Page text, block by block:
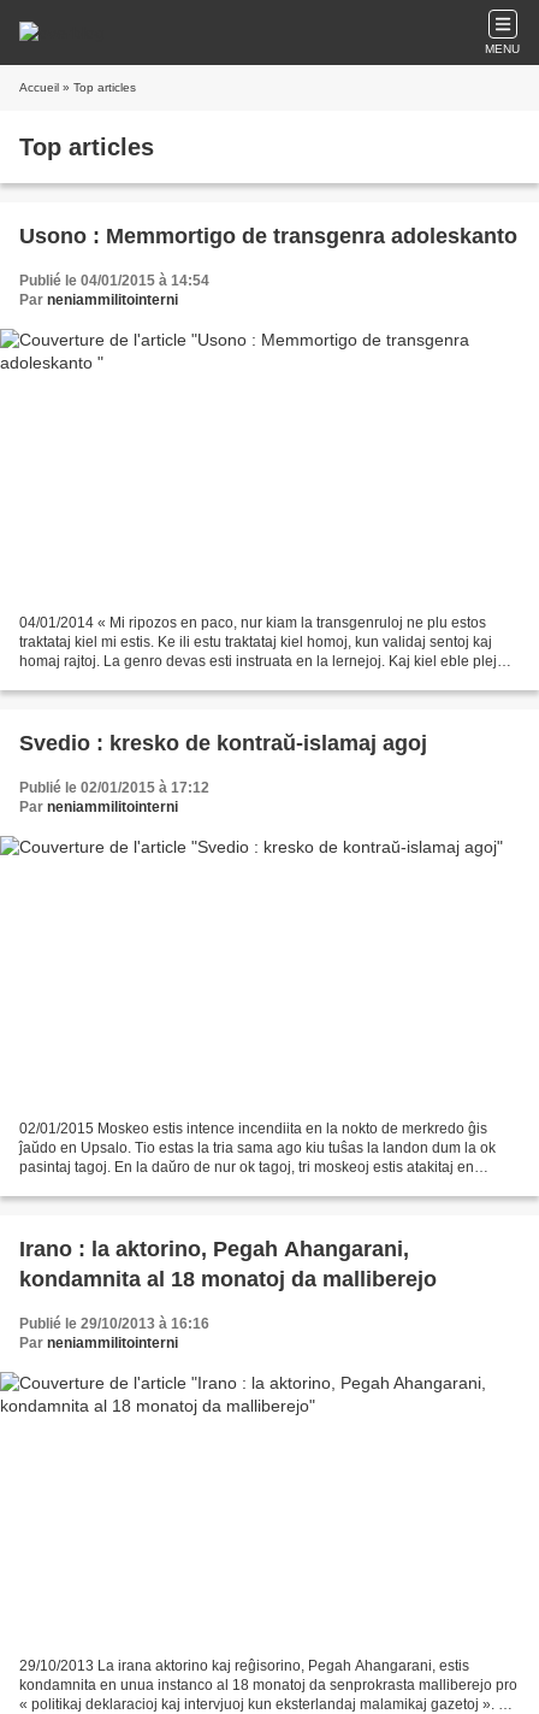
MENU
Accueil » Top articles
Top articles
Usono : Memmortigo de transgenra adoleskanto
Publié le 04/01/2015 à 14:54
Par neniammilitointerni
04/01/2014 « Mi ripozos en paco, nur kiam la transgenruloj ne plu estos
traktataj kiel mi estis. Ke ili estu traktataj kiel homoj, kun validaj sentoj kaj
homaj rajtoj. La genro devas esti instruata en la lernejoj. Kaj kiel eble plej
Svedio : kresko de kontraŭ-islamaj agoj
Publié le 02/01/2015 à 17:12
Par neniammilitointerni
02/01/2015 Moskeo estis intence incendiita en la nokto de merkredo ĝis
ĵaŭdo en Upsalo. Tio estas la tria sama ago kiu tuŝas la landon dum la ok
pasintaj tagoj. En la daŭro de nur ok tagoj, tri moskeoj estis atakitaj en
Irano : la aktorino, Pegah Ahangarani,
kondamnita al 18 monatoj da malliberejo
Publié le 29/10/2013 à 16:16
Par neniammilitointerni
29/10/2013 La irana aktorino kaj reĝisorino, Pegah Ahangarani, estis
kondamnita en unua instanco al 18 monatoj da senprokrasta malliberejo pro
« politikaj deklaracioj kaj intervjuoj kun eksterlandaj malamikaj gazetoj ». «